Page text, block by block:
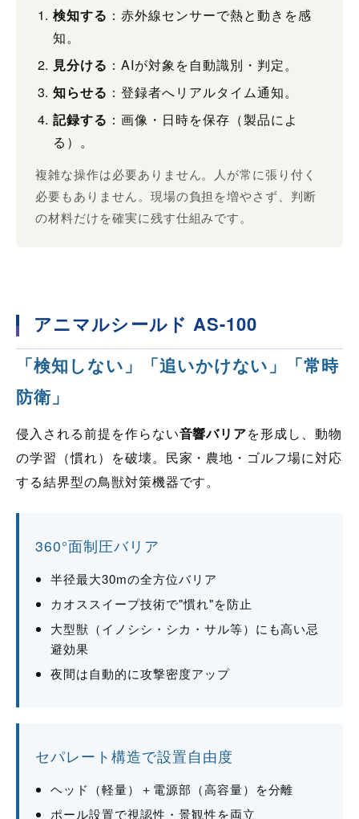
検知する ：赤外線センサーで熱と動きを感
知。
見分ける ：AIが対象を自動識別・判定。
知らせる ：登録者へリアルタイム通知。
記録する ：画像・日時を保存（製品によ
る）。
複雑な操作は必要ありません。人が常に張り付く
必要もありません。現場の負担を増やさず、判断
の材料だけを確実に残す仕組みです。
アニマルシールド AS-100
「検知しない」「追いかけない」「常時
防衛」
侵入される前提を作らない音響バリアを形成し、動物
の学習（慣れ）を破壊。民家・農地・ゴルフ場に対応
する結界型の鳥獣対策機器です。
360°面制圧バリア
半径最大30mの全方位バリア
カオススイープ技術で"慣れ"を防止
大型獣（イノシシ・シカ・サル等）にも高い忌
避効果
夜間は自動的に攻撃密度アップ
セパレート構造で設置自由度
ヘッド（軽量）＋電源部（高容量）を分離
ポール設置で視認性・景観性を両立